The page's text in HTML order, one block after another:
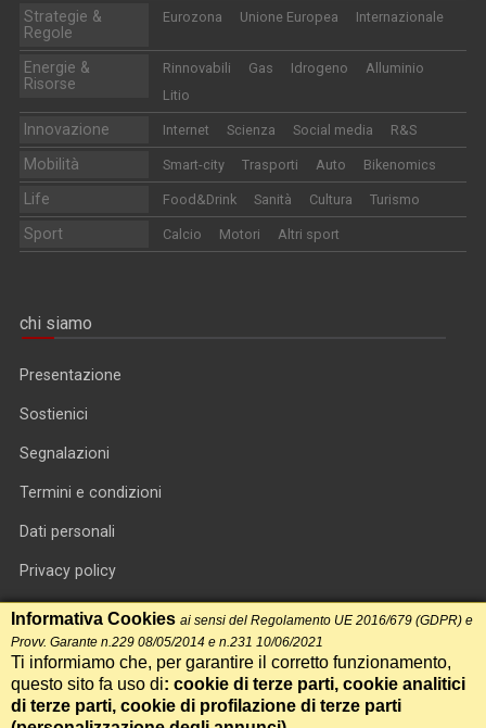
Strategie &
Regole
Eurozona Unione Europea Internazionale
Energie &
Risorse
Rinnovabili Gas Idrogeno
Alluminio
Litio
Innovazione Internet Scienza Social media R&S
Mobilità Smart-city Trasporti Auto Bikenomics
Life Food&Drink Sanità Cultura Turismo
Sport Calcio Motori Altri sport
chi siamo
Presentazione
Sostienici
Segnalazioni
Termini e condizioni
Dati personali
Privacy policy
Informativa cookie
RSS feed
RSS Top News
Informativa Cookies ai sensi del Regolamento UE 2016/679 (GDPR) e
Provv. Garante n.229 08/05/2014 e n.231 10/06/2021
Ti informiamo che, per garantire il corretto funzionamento,
questo sito fa uso di: cookie di terze parti, cookie analitici
di terze parti, cookie di profilazione di terze parti